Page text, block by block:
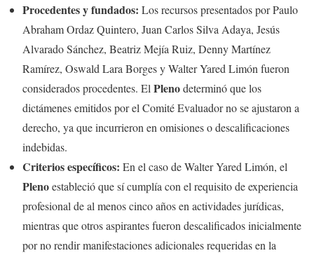
Procedentes y fundados: Los recursos presentados por Paulo
Abraham Ordaz Quintero, Juan Carlos Silva Adaya, Jesús
Alvarado Sánchez, Beatriz Mejía Ruiz, Denny Martínez
Ramírez, Oswald Lara Borges y Walter Yared Limón fueron
considerados procedentes. El Plenodeterminó que los
dictámenes emitidos por el Comité Evaluador no se ajustaron a
derecho, ya que incurrieron en omisiones o descalificaciones
indebidas.
Criterios específicos: En el caso de Walter Yared Limón, el
Plenoestableció que sí cumplía con el requisito de experiencia
profesional de al menos cinco años en actividades jurídicas,
mientras que otros aspirantes fueron descalificados inicialmente
por no rendir manifestaciones adicionales requeridas en la